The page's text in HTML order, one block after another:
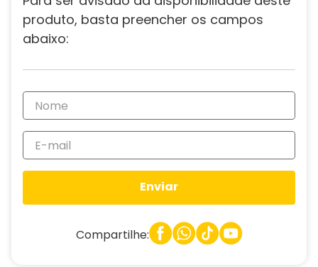
produto, basta preencher os campos
abaixo:
Enviar
Compartilhe: